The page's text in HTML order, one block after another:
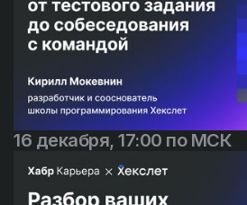
16 декабря, 17:00 по МСК